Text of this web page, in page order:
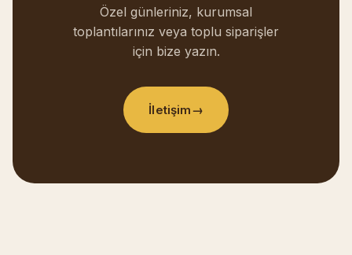
Özel günleriniz, kurumsal
toplantılarınız veya toplu siparişler
için bize yazın.
İletişim→